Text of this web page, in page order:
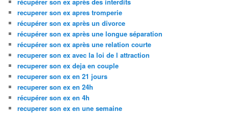
recuperer son ex apres tromperie
récupérer son ex après un divorce
récupérer son ex après une longue séparation
récupérer son ex après une relation courte
recuperer son ex avec la loi de l attraction
recuperer son ex deja en couple
recuperer son ex en 21 jours
recuperer son ex en 24h
récupérer son ex en 4h
recuperer son ex en une semaine